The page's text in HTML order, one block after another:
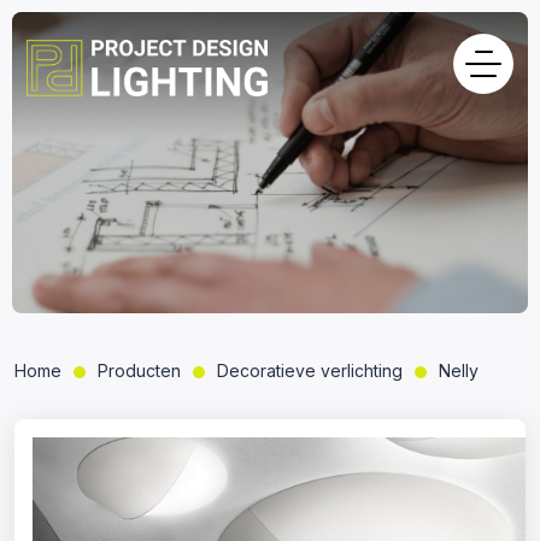
Home Producten Decoratieve verlichting Nelly